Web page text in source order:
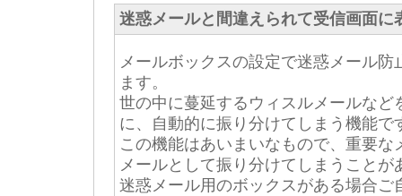
迷惑メールと間違えられて受信画面に
メールボックスの設定で迷惑メール防
ます。
世の中に蔓延するウィスルメールなど
に、自動的に振り分けてしまう機能で
この機能はあいまいなもので、重要な
メールとして振り分けてしまうことが
迷惑メール用のボックスがある場合ご